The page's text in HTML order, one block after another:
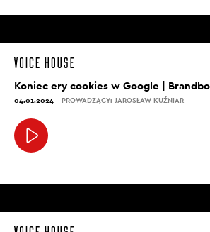
Koniec ery cookies w Google |
04.01.2024 PROWADZĄCY: JAROSŁAW KUŹNIAR